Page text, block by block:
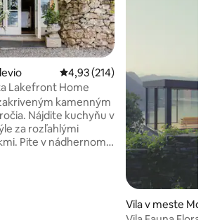
Priemerné ohodnotenie 4,93 z
4,93 (214)
Lakefront Home
kamenným
Nájdite kuchyňu v
za rozľahlými
Pite v nádhernom
Vila v meste